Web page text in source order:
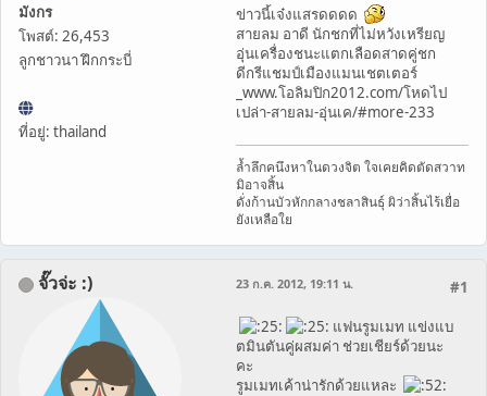
มังกร
โพสต์: 26,453
ลูกชาวนา ฝึกกระบี่
ที่อยู่: thailand
ข่าวนี้เจ๋งแสรดดดด
สายลม อาดี นักชกที่ไม่หวังเหรียญ
อุ่นเครื่องชนะแตกเลือดสาดคู่ชก
ดีกรีแชมป์เมืองแมนเชตเตอร์
_www.โอลิมปิก2012.com/โหดไป
เปล่า-สายลม-อุ่นเค/#more-233
ล้ำลึกคนึงหาในดวงจิต ใจเคยคิดตัดสวาท
มิอาจสิ้น
ดั่งก้านบัวหักกลางชลาสินธุ์ ผิว่าสิ้นไร้เยื่อ
ยังเหลือใย
จั๊วจ่ะ :) #1
23 ก.ค. 2012, 19:11 น.
แฟนรูมเมท แข่งแบ
ตมินตันคู่ผสมค่า ช่วยเชียร์ด้วยนะ
คะ
รูมเมทเค้าน่ารักด้วยแหละ